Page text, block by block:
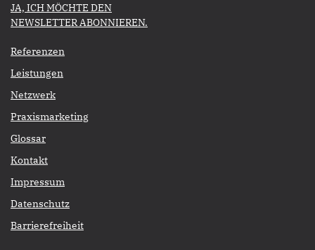
​​​​​JA, ICH MÖCHTE DEN
NEWSLETTER ABONNIEREN.​​​​​​​
Referenzen
Leistungen
Netzwerk
Praxismarketing
Glossar
Kontakt
Impressum
Datenschutz
Barrierefreiheit